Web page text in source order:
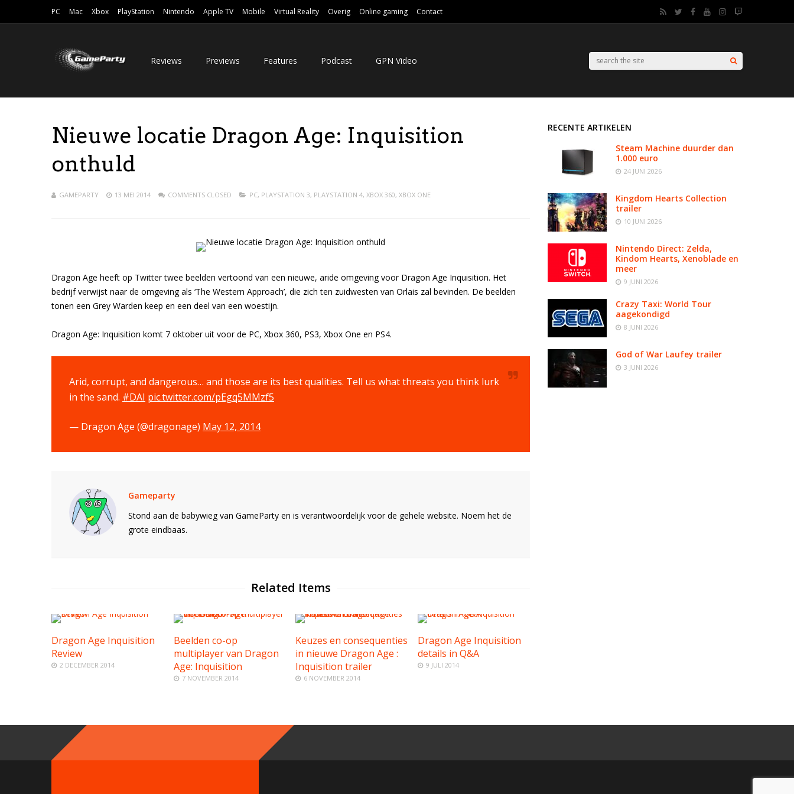
PC Mac Xbox PlayStation Nintendo Apple TV Mobile Virtual Reality Overig Online gaming Contact
Reviews Previews Features Podcast GPN Video
Nieuwe locatie Dragon Age: Inquisition
onthuld
GAMEPARTY 13 MEI 2014 COMMENTS CLOSED PC, PLAYSTATION 3, PLAYSTATION 4, XBOX 360, XBOX ONE
Dragon Age heeft op Twitter twee beelden vertoond van een nieuwe, aride omgeving voor Dragon Age Inquisition. Het
bedrijf verwijst naar de omgeving als ‘The Western Approach’, die zich ten zuidwesten van Orlais zal bevinden. De beelden
tonen een Grey Warden keep en een deel van een woestijn.
Dragon Age: Inquisition komt 7 oktober uit voor de PC, Xbox 360, PS3, Xbox One en PS4.
Arid, corrupt, and dangerous… and those are its best qualities. Tell us what threats you think lurk
in the sand. #DAI pic.twitter.com/pEgq5MMzf5
— Dragon Age (@dragonage) May 12, 2014
Gameparty
Stond aan de babywieg van GameParty en is verantwoordelijk voor de gehele website. Noem het de
grote eindbaas.
Related Items
Dragon Age Inquisition
Review
2 DECEMBER 2014
Beelden co-op
multiplayer van Dragon
Age: Inquisition
7 NOVEMBER 2014
Keuzes en consequenties
in nieuwe Dragon Age :
Inquisition trailer
6 NOVEMBER 2014
Dragon Age Inquisition
details in Q&A
9 JULI 2014
RECENTE ARTIKELEN
Steam Machine duurder dan
1.000 euro
24 JUNI 2026
Kingdom Hearts Collection
trailer
10 JUNI 2026
Nintendo Direct: Zelda,
Kindom Hearts, Xenoblade en
meer
9 JUNI 2026
Crazy Taxi: World Tour
aagekondigd
8 JUNI 2026
God of War Laufey trailer
3 JUNI 2026